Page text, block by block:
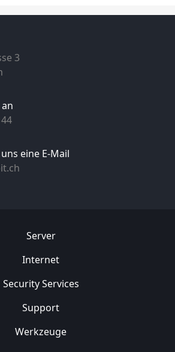
3
eine E-Mail
Server
Internet
Security Services
Support
Werkzeuge